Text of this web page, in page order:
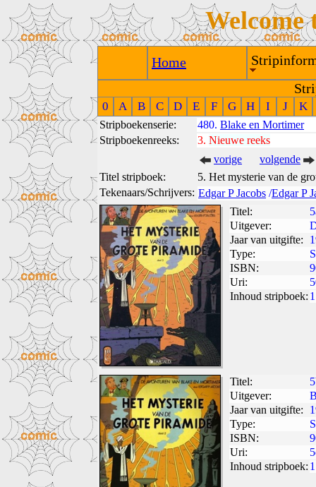
Welcome
Home
0 A B C D E F G H I J K
Stripboekenserie: 480. Blake en Mortimer
Stripboekenreeks:
3. Nieuwe reeks
vorige
volgende
Titel stripboek:
5. Het mysterie van de
Tekenaars/Schrijvers: Edgar P Jacobs /Edgar P
Titel:
Uitgever:
Jaar van uitgifte:
Type:
ISBN:
Uri:
Inhoud stripboek: 1
Titel:
Uitgever:
Jaar van uitgifte:
Type:
ISBN:
Uri:
Inhoud stripboek: 1